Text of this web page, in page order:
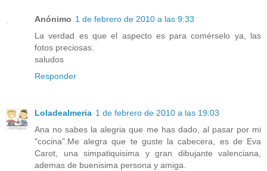
Anónimo 1 de febrero de 2010 a las 9:33
La verdad es que el aspecto es para comérselo ya, las
fotos preciosas.
saludos
Responder
Loladealmeria 1 de febrero de 2010 a las 19:03
Ana no sabes la alegria que me has dado, al pasar por mi
"cocina".Me alegra que te guste la cabecera, es de Eva
Carot, una simpatiquisima y gran dibujante valenciana,
ademas de buenisima persona y amiga.